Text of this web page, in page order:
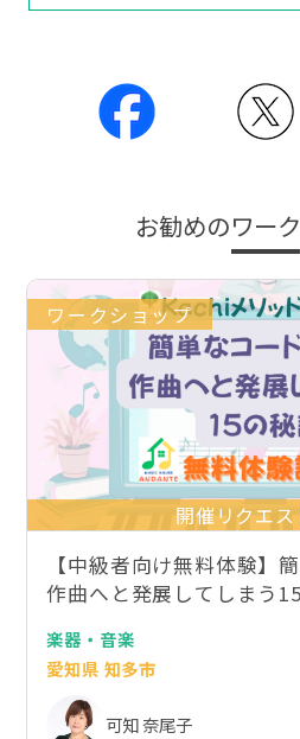
お勧めのワー
ワークショップ
開催リクエ
【中級者向け無料体験】
作曲へと発展してしまう
楽器・音楽
愛知県 知多市
可知 奈尾子